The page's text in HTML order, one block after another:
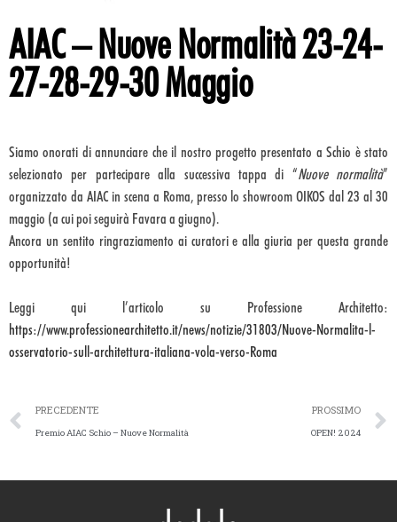
AIAC – Nuove Normalità 23-24-
27-28-29-30 Maggio
Siamo onorati di annunciare che il nostro progetto presentato a Schio è stato
selezionato per partecipare alla successiva tappa di “Nuove normalità”
organizzato da AIAC in scena a Roma, presso lo showroom OIKOS dal 23 al 30
maggio (a cui poi seguirà Favara a giugno).
Ancora un sentito ringraziamento ai curatori e alla giuria per questa grande
opportunità!
Leggi qui l’articolo su Professione Architetto:
https://www.professionearchitetto.it/news/notizie/31803/Nuove-Normalita-l-
osservatorio-sull-architettura-italiana-vola-verso-Roma
PRECEDENTE
Premio AIAC Schio – Nuove Normalità
PROSSIMO
OPEN! 2024